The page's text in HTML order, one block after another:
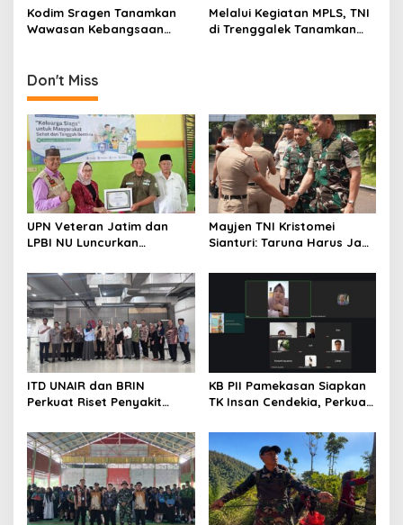
n
Perbatasan
Wahana Pendidikan
Karakter
Kodim Sragen Tanamkan
Wawasan Kebangsaan
Melalui Kegiatan MPLS, TNI
di Trenggalek Tanamkan
Don't Miss
UPN Veteran Jatim dan
LPBI NU Luncurkan
Ketangguhan Bencana
Mayjen TNI Kristomei
Sianturi: Taruna Harus Jadi
ITD UNAIR dan BRIN
Perkuat Riset Penyakit
Kesehatan Nasional
KB PII Pamekasan Siapkan
TK Insan Cendekia, Perkuat
Bangsa Sejak Dini